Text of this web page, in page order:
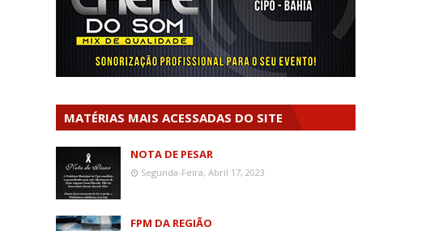
MATÉRIAS MAIS ACESSADAS DO SITE
NOTA DE PESAR
Segunda-Feira, Abril 17, 2023
FPM DA REGIÃO